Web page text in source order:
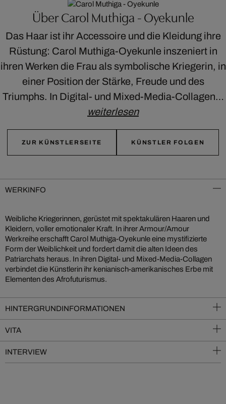
Über Carol Muthiga - Oyekunle
Das Haar ist ihr Accessoire und die Kleidung ihre
Rüstung: Carol Muthiga-Oyekunle inszeniert in
ihren Werken die Frau als symbolische Kriegerin, in
einer Position der Stärke, Freude und des
Triumphs. In Digital- und Mixed-Media-Collagen…
weiterlesen
ZUR KÜNSTLERSEITE KÜNSTLER FOLGEN
WERKINFO
Weibliche Kriegerinnen, gerüstet mit spektakulären Haaren und
Kleidern, voller emotionaler Kraft. In ihrer Armour/Amour
Werkreihe erschafft Carol Muthiga-Oyekunle eine mystifizierte
Form der Weiblichkeit und fordert damit die alten Ideen des
Patriarchats heraus. In ihren Digital- und Mixed-Media-Collagen
verbindet die Künstlerin ihr kenianisch-amerikanisches Erbe mit
Elementen des Afrofuturismus.
HINTERGRUNDINFORMATIONEN
VITA
INTERVIEW